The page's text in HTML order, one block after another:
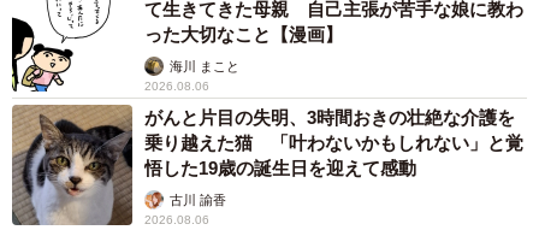
て生きてきた母親 自己主張が苦手な娘に教わ
った大切なこと【漫画】
海川 まこと
2026.08.06
がんと片目の失明、3時間おきの壮絶な介護を
乗り越えた猫 「叶わないかもしれない」と覚
悟した19歳の誕生日を迎えて感動
古川 諭香
2026.08.06